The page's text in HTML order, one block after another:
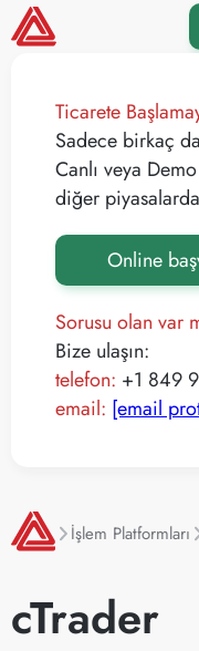
Ticarete
Sadece birkaç
Canlı veya
diğer
Online
Sorusu olan var
Bize ulaşın:
telefon: +1 849
email: [email
İşlem Platformları
cTrader